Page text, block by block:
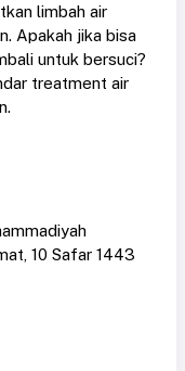
limbah air
Apakah jika bisa
untuk bersuci?
treatment air
10 Safar 1443